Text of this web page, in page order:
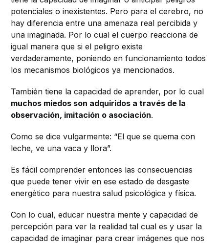
potenciales o inexistentes. Pero para el cerebro, no
hay diferencia entre una amenaza real percibida y
una imaginada. Por lo cual el cuerpo reacciona de
igual manera que si el peligro existe
verdaderamente, poniendo en funcionamiento todos
los mecanismos biológicos ya mencionados.
También tiene la capacidad de aprender, por lo cual
muchos miedos son adquiridos a través de la
observación, imitación o asociación.
Como se dice vulgarmente: “El que se quema con
leche, ve una vaca y llora”.
Es fácil comprender entonces las consecuencias
que puede tener vivir en ese estado de desgaste
energético para nuestra salud psicológica y física.
Con lo cual, educar nuestra mente y capacidad de
percepción para ver la realidad tal cual es y usar la
capacidad de imaginar para crear imágenes que nos